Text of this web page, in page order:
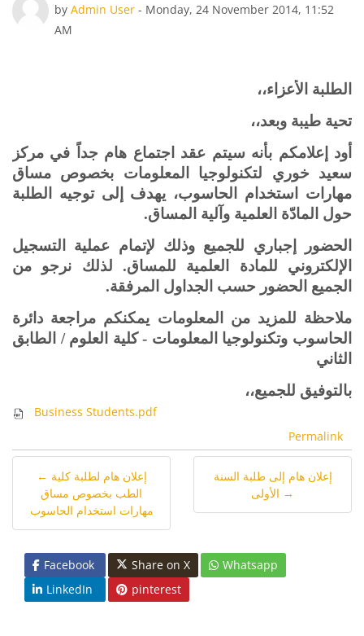
الطلبة الأعزاء،،
تحية طيبة وبعد،،
أود إعلامكم بأنه سيتم عقد اجتماع هام جداً في مركز
سعيد خوري لتكنولوجيا المعلومات بخصوص مساق
مهارات استخدام الحاسوب، يهدف إلى توجيه الطلبة
حول المادّة العلمية وآلية المساق.
الحضور إجباري للجميع وذلك لإتمام عملية التسجيل
الإلكتروني للمادة العلمية للمساق. لذلك نرجو من
الجميع الحضور حسب الجداول المرفقة.
ملاحظة للمزيد من المعلومات يمكنكم مراجعة دائرة
الحاسوب وتكنولوجيا المعلومات - كلية العلوم / الطابق
الثاني
بالتوفيق للجميع،،
Business Students.pdf
Permalink
by Admin User- Monday, 24 November 2014, 11:52
AM
Number of replies: 0
← إعلان هام لطلبة كلية
الطب بخصوص مساق
مهارات استخدام الحاسوب
إعلان هام إلى طلبة السنة
الأولى →
Facebook Share on X
Whatsapp
LinkedIn
pinterest